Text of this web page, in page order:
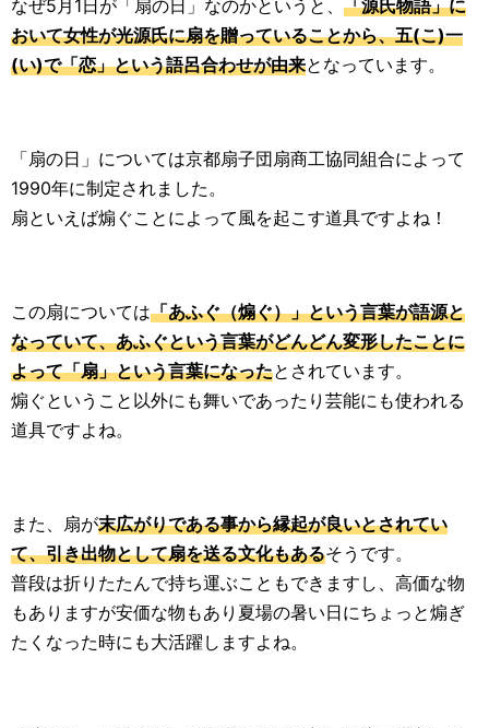
なぜ5月1日が「扇の日」なのかというと、 「源氏物語」に
おいて女性が光源氏に扇を贈っていることから、五(こ)一
(い)で「恋」という語呂合わせが由来となっています。
「扇の日」については京都扇子団扇商工協同組合によって
1990年に制定されました。
扇といえば煽ぐことによって風を起こす道具ですよね！
この扇については「あふぐ（煽ぐ）」という言葉が語源と
なっていて、あふぐという言葉がどんどん変形したことに
よって「扇」という言葉になったとされています。
煽ぐということ以外にも舞いであったり芸能にも使われる
道具ですよね。
また、扇が末広がりである事から縁起が良いとされてい
て、引き出物として扇を送る文化もあるそうです。
普段は折りたたんで持ち運ぶこともできますし、高価な物
もありますが安価な物もあり夏場の暑い日にちょっと煽ぎ
たくなった時にも大活躍しますよね。